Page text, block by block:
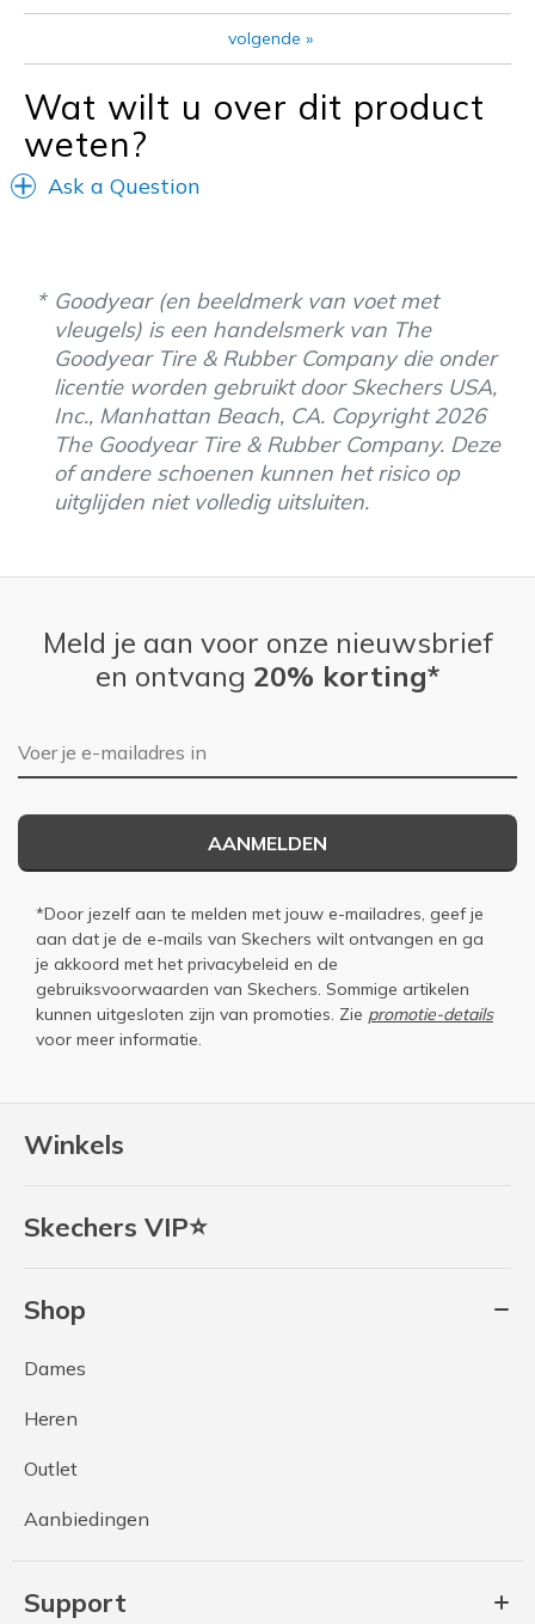
Casual Wear
Sizing
Feels true to size
View On Shoes
Shoes are for Wearing
volgende »
Wat wilt u over dit product
weten?
Ask a Question
Goodyear (en beeldmerk van voet met
vleugels) is een handelsmerk van The
Goodyear Tire & Rubber Company die onder
licentie worden gebruikt door Skechers USA,
Inc., Manhattan Beach, CA. Copyright 2026
The Goodyear Tire & Rubber Company. Deze
of andere schoenen kunnen het risico op
uitglijden niet volledig uitsluiten.
Winkels
Skechers VIP⭐
Shop
Dames
Heren
Outlet
Aanbiedingen
Support
Meld je aan voor onze nieuwsbrief
en ontvang 20% korting*
E-mailadres
AANMELDEN
*Door jezelf aan te melden met jouw e-mailadres, geef je
aan dat je de e-mails van Skechers wilt ontvangen en ga
je akkoord met het privacybeleid en de
gebruiksvoorwaarden van Skechers. Sommige artikelen
kunnen uitgesloten zijn van promoties. Zie promotie-details
voor meer informatie.